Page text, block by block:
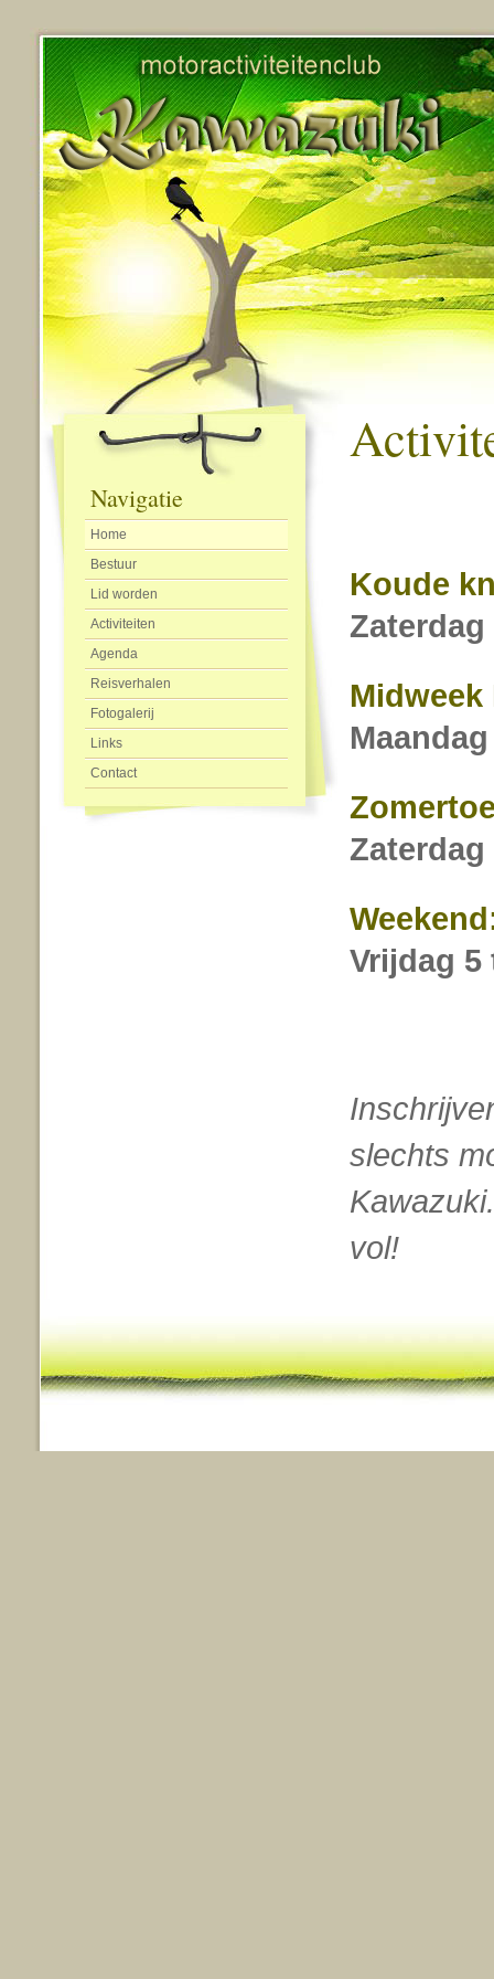
Navigatie
Home
Bestuur
Lid worden
Activiteiten
Agenda
Reisverhalen
Fotogalerij
Links
Contact
Koude
Vrijdag 5
slechts
vol!